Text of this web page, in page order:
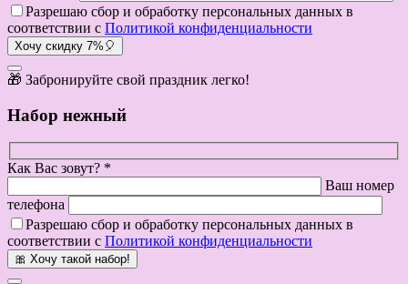
Разрешаю сбор и обработку персональных данных в
соответствии с Политикой конфиденциальности
Хочу скидку 7%🎈
🎁 Забронируйте свой праздник легко!
Набор нежный
Как Вас зовут? *
Ваш номер
телефона
Разрешаю сбор и обработку персональных данных в
соответствии с Политикой конфиденциальности
🎀 Хочу такой набор!